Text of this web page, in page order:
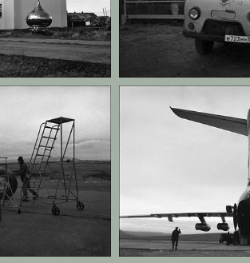
простым чукотским мальчиком или
без людей мертва, и также, что она всё